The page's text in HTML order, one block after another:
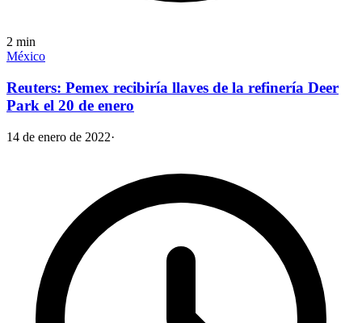
2 min
México
Reuters: Pemex recibiría llaves de la refinería Deer
Park el 20 de enero
14 de enero de 2022·